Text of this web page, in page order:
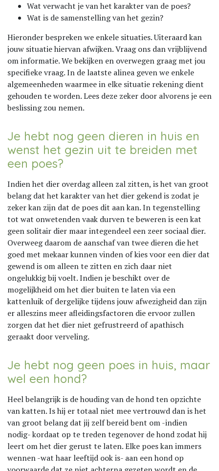
Wat verwacht je van het karakter van de poes?
Wat is de samenstelling van het gezin?
Hieronder bespreken we enkele situaties. Uiteraard kan
jouw situatie hiervan afwijken. Vraag ons dan vrijblijvend
om informatie. We bekijken en overwegen graag met jou
specifieke vraag. In de laatste alinea geven we enkele
algemeenheden waarmee in elke situatie rekening dient
gehouden te worden. Lees deze zeker door alvorens je een
beslissing zou nemen.
Je hebt nog geen dieren in huis en
wenst het gezin uit te breiden met
een poes?
Indien het dier overdag alleen zal zitten, is het van groot
belang dat het karakter van het dier gekend is zodat je
zeker kan zijn dat de poes dit aan kan. In tegenstelling
tot wat onwetenden vaak durven te beweren is een kat
geen solitair dier maar integendeel een zeer sociaal dier.
Overweeg daarom de aanschaf van twee dieren die het
goed met mekaar kunnen vinden of kies voor een dier dat
gewend is om alleen te zitten en zich daar niet
ongelukkig bij voelt. Indien je beschikt over de
mogelijkheid om het dier buiten te laten via een
kattenluik of dergelijke tijdens jouw afwezigheid dan zijn
er alleszins meer afleidingsfactoren die ervoor zullen
zorgen dat het dier niet gefrustreerd of apathisch
geraakt door verveling.
Je hebt nog geen poes in huis, maar
wel een hond?
Heel belangrijk is de houding van de hond ten opzichte
van katten. Is hij er totaal niet mee vertrouwd dan is het
van groot belang dat jij zelf bereid bent om -indien
nodig- kordaat op te treden tegenover de hond zodat hij
leert om het dier gerust te laten. Elke poes kan immers
wennen -wat haar leeftijd ook is- aan een hond op